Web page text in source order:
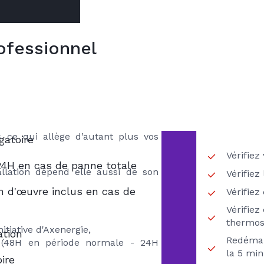
qui allège d’autant plus vos
dépend elle aussi de son
d'Axenergie,
en période normale - 24H
Vérifiez
Vérifiez
Vérifiez
Vérifiez
la 5
en cas de panne totale
d'œuvre inclus en cas de